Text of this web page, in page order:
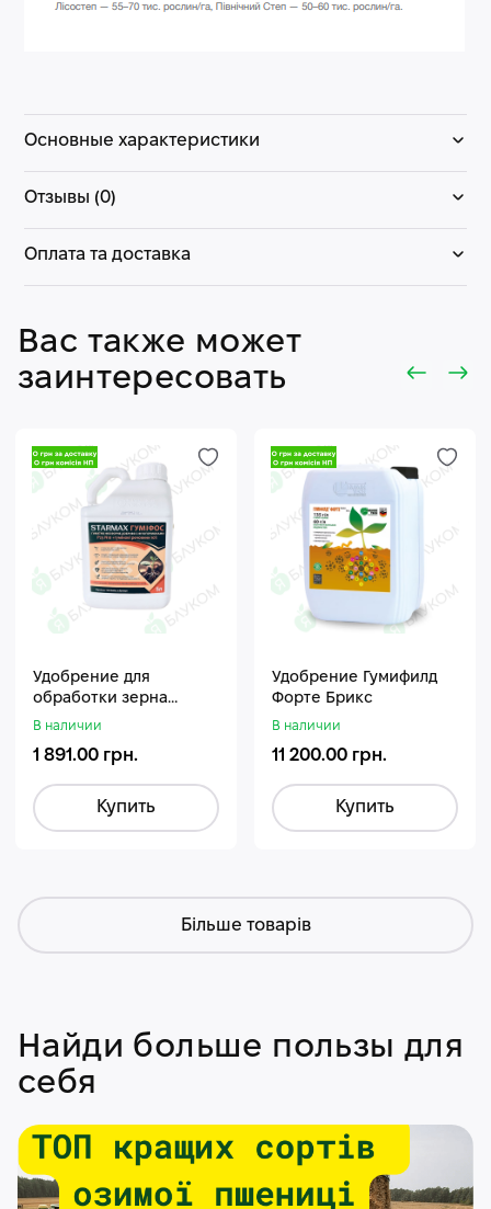
Основные характеристики
Отзывы (0)
Оплата та доставка
Вас также может
заинтересовать
Удобрение для
обработки зерна
Стармакс Гумифос
В наличии
1 891.00 грн.
Купить
Удобрение Гумифилд
Форте Брикс
В наличии
11 200.00 грн.
Купить
Більше товарів
Найди больше пользы для
себя